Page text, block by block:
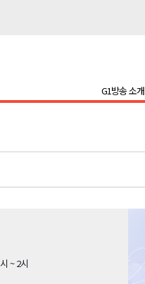
G1방송 소개
~ 2시